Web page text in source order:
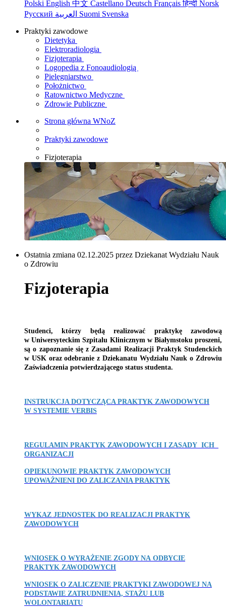
Polski English 中文 Castellano Deutsch Françaisहिन्दी Norsk
Русский
Suomi Svenska
Praktyki zawodowe
Dietetyka
Elektroradiologia
Fizjoterapia
Logopedia z Fonoaudiologią
Pielęgniarstwo
Położnictwo
Ratownictwo Medyczne
Zdrowie Publiczne
Strona główna WNoZ
Praktyki zawodowe
Fizjoterapia
Ostatnia zmiana 02.12.2025 przez Dziekanat Wydziału Nauk
o Zdrowiu
Fizjoterapia
Studenci, którzy będą realizować praktykę zawodową
w Uniwersyteckim Szpitalu Klinicznym w Białymstoku proszeni,
są o zapoznanie się z Zasadami Realizacji Praktyk Studenckich
w USK oraz odebranie z Dziekanatu Wydziału Nauk o Zdrowiu
Zaświadczenia potwierdzającego status studenta.
INSTRUKCJA DOTYCZĄCA PRAKTYK ZAWODOWYCH
W SYSTEMIE VERBIS
REGULAMIN PRAKTYK ZAWODOWYCH I ZASADY ICH
ORGANIZACJI
OPIEKUNOWIE PRAKTYK ZAWODOWYCH
UPOWAŻNIENI DO ZALICZANIA PRAKTYK
WYKAZ JEDNOSTEK DO REALIZACJI PRAKTYK
ZAWODOWYCH
WNIOSEK O WYRAŻENIE ZGODY NA ODBYCIE
PRAKTYK ZAWODOWYCH
WNIOSEK O ZALICZENIE PRAKTYKI ZAWODOWEJ NA
PODSTAWIE ZATRUDNIENIA, STAŻU LUB
WOLONTARIATU